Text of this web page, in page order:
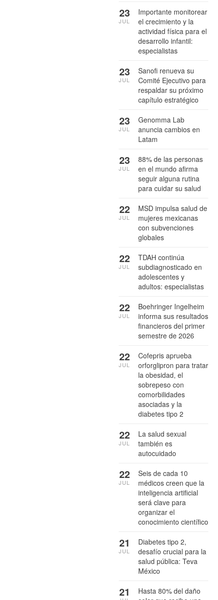
Importante monitorear
el crecimiento y la
actividad física para el
desarrollo infantil:
especialistas
23
JUL
Sanofi renueva su
Comité Ejecutivo para
respaldar su próximo
capítulo estratégico
23
JUL
Genomma Lab
anuncia cambios en
Latam
23
JUL
88% de las personas
en el mundo afirma
seguir alguna rutina
para cuidar su salud
23
JUL
MSD impulsa salud de
mujeres mexicanas
con subvenciones
globales
22
JUL
TDAH continúa
subdiagnosticado en
adolescentes y
adultos: especialistas
22
JUL
Boehringer Ingelheim
informa sus resultados
financieros del primer
semestre de 2026
22
JUL
Cofepris aprueba
orforglipron para tratar
la obesidad, el
sobrepeso con
comorbilidades
asociadas y la
diabetes tipo 2
22
JUL
La salud sexual
también es
autocuidado
22
JUL
Seis de cada 10
médicos creen que la
inteligencia artificial
será clave para
organizar el
conocimiento científico
22
JUL
Diabetes tipo 2,
desafío crucial para la
salud pública: Teva
México
21
JUL
Hasta 80% del daño
21